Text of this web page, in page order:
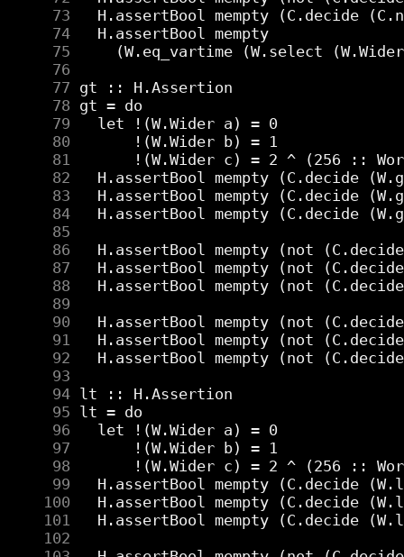
     73
     74
     75
     76
     77
     78
     79
     80
     81
     82
     83
     84
     85
     86
     87
     88
     89
     90
     91
     92
     93
     94
     95
     96
     97
     98
     99
    100
    101
    102